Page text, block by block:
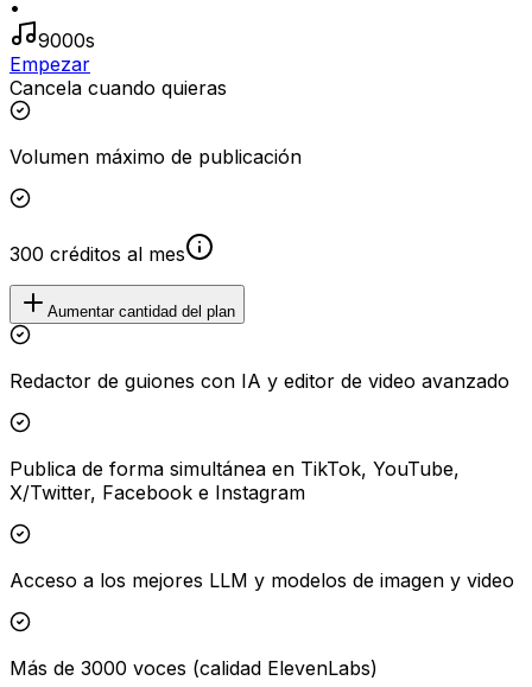
•
9000s
Empezar
Cancela cuando quieras
Volumen máximo de publicación
300 créditos al mes
Aumentar cantidad del plan
Redactor de guiones con IA y editor de video avanzado
Publica de forma simultánea en TikTok, YouTube,
X/Twitter, Facebook e Instagram
Acceso a los mejores LLM y modelos de imagen y video
Más de 3000 voces (calidad ElevenLabs)